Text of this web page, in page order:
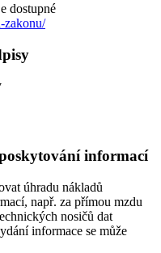
dostupné
zakonu/
informací
úhradu nákladů
např. za přímou mzdu
nosičů dat
informace se může